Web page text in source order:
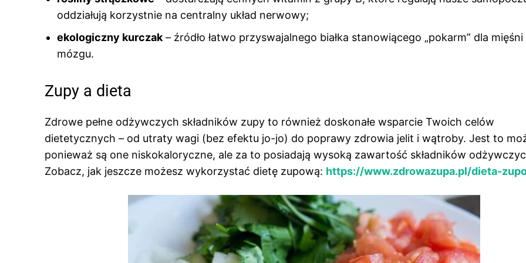
oddziałują korzystnie na centralny układ nerwowy;
ekologiczny kurczak – źródło łatwo przyswajalnego białka stanowiącego „pokarm” dla mięśni
mózgu.
Zupy a dieta
Zdrowe pełne odżywczych składników zupy to również doskonałe wsparcie Twoich celów
dietetycznych – od utraty wagi (bez efektu jo-jo) do poprawy zdrowia jelit i wątroby. Jest to
ponieważ są one niskokaloryczne, ale za to posiadają wysoką zawartość składników
Zobacz, jak jeszcze możesz wykorzystać dietę zupową: https://www.zdrowazupa.pl/dieta-